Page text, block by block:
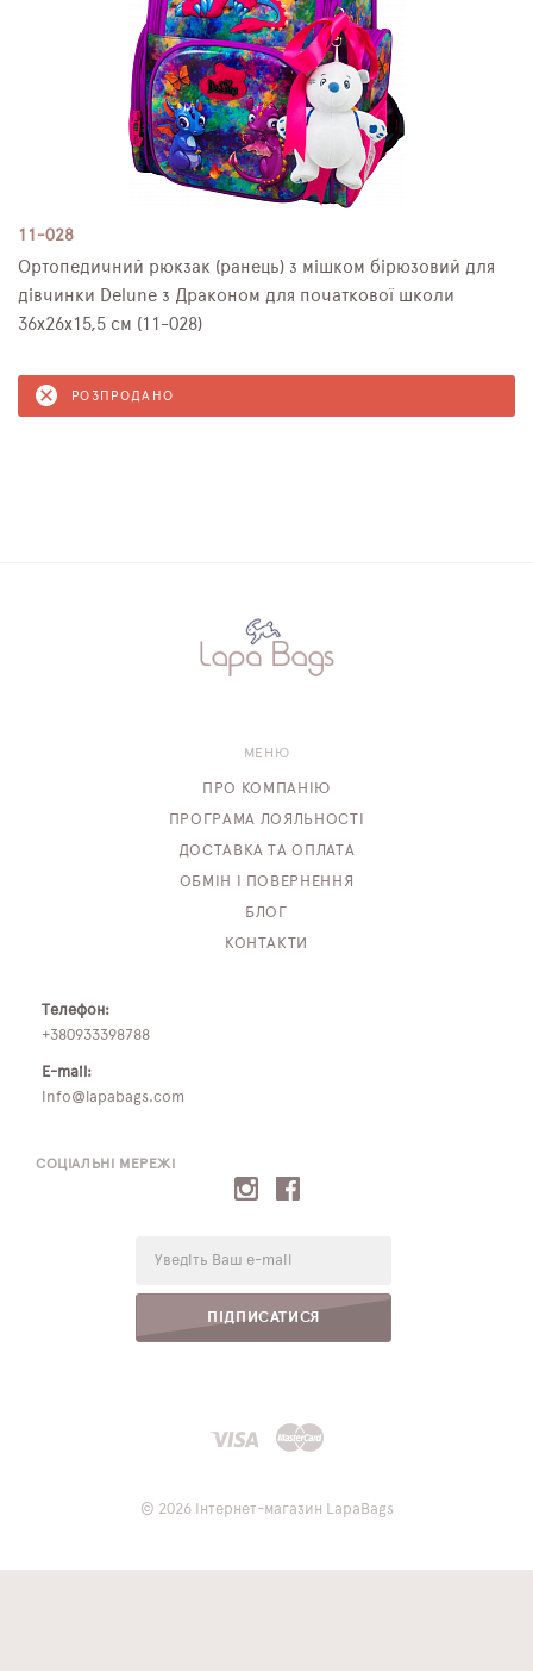
11-028
Ортопедичний рюкзак (ранець) з мішком бірюзовий для
дівчинки Delune з Драконом для початкової школи
36х26х15,5 см (11-028)
РОЗПРОДАНО
СОЦІАЛЬНІ МЕРЕЖІ
ПІДПИСАТИСЯ
МЕНЮ
ПРО КОМПАНІЮ
ПРОГРАМА ЛОЯЛЬНОСТІ
ДОСТАВКА ТА ОПЛАТА
ОБМІН І ПОВЕРНЕННЯ
БЛОГ
КОНТАКТИ
Телефон:
+380933398788
E-mail:
info@lapabags.com
© 2026 Інтернет-магазин LapaBags